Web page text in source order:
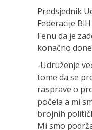
Predsjednik
Federacije
Fenu da je
konačno
-Udruženje
tome da se
rasprave o
počela a mi
brojnih
Mi smo